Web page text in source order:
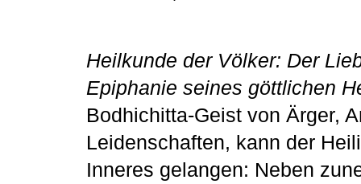
Heilkunde der Völker: Der
Epiphanie seines göttlichen
Bodhichitta-Geist von Ärger,
Leidenschaften, kann der
Inneres gelangen: Neben